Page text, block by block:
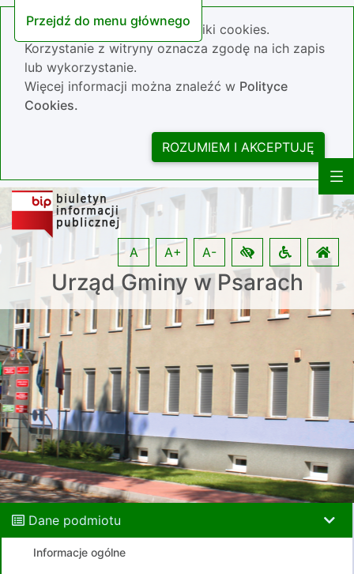
Przejdź do menu głównego
Nasza strona wykorzystuje pliki cookies.
Korzystanie z witryny oznacza zgodę na ich zapis
lub wykorzystanie.
Więcej informacji można znaleźć w Polityce
Cookies.
ROZUMIEM I AKCEPTUJĘ
Urząd Gminy w Psarach
A A+ A-
Dane podmiotu
Informacje ogólne